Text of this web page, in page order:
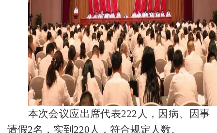
本次会议应出席代表222人，因病、因事
请假2名，实到220人，符合规定人数。